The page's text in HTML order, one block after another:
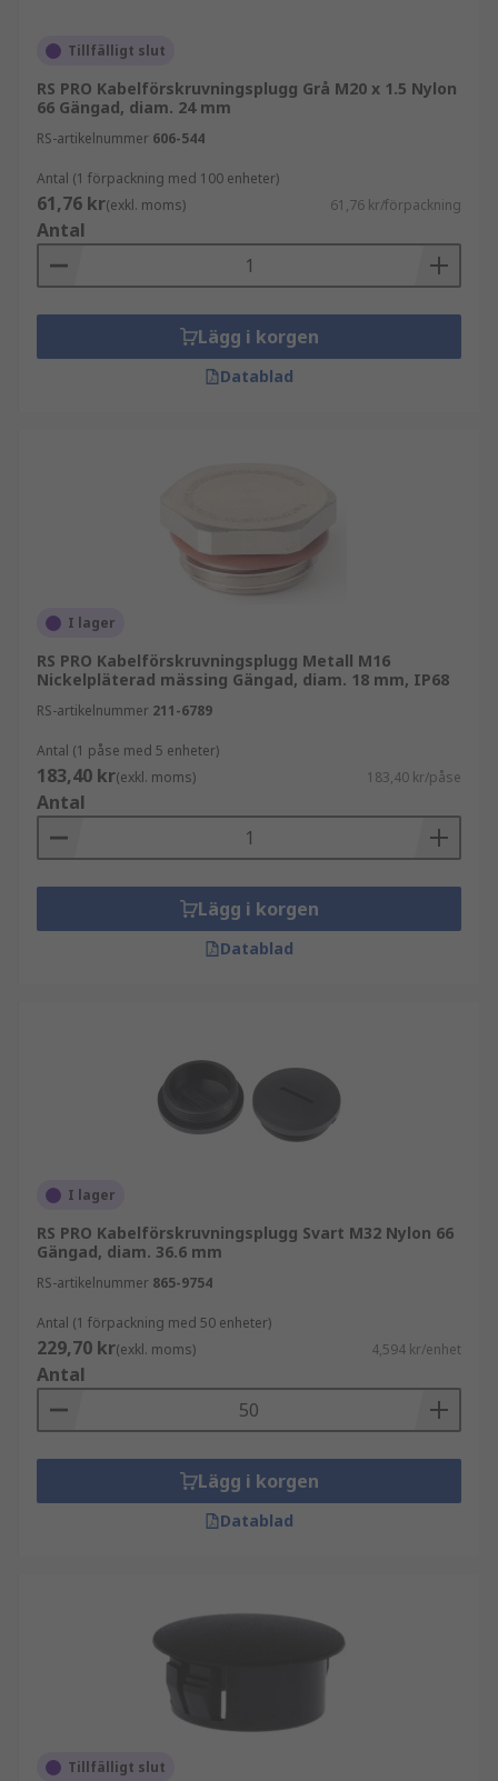
Tillfälligt slut
RS PRO Kabelförskruvningsplugg Grå M20 x 1.5 Nylon
66 Gängad, diam. 24 mm
RS-artikelnummer 606-544
Antal (1 förpackning med 100 enheter)
61,76 kr(exkl. moms) 61,76 kr/förpackning
Antal
Lägg i korgen
Datablad
I lager
RS PRO Kabelförskruvningsplugg Metall M16
Nickelpläterad mässing Gängad, diam. 18 mm, IP68
RS-artikelnummer 211-6789
Antal (1 påse med 5 enheter)
183,40 kr(exkl. moms) 183,40 kr/påse
Antal
Lägg i korgen
Datablad
I lager
RS PRO Kabelförskruvningsplugg Svart M32 Nylon 66
Gängad, diam. 36.6 mm
RS-artikelnummer 865-9754
Antal (1 förpackning med 50 enheter)
229,70 kr(exkl. moms) 4,594 kr/enhet
Antal
Lägg i korgen
Datablad
Tillfälligt slut